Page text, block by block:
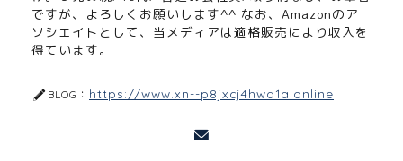
ですが、よろしくお願いします^^ なお、Amazonのア
ソシエイトとして、当メディアは適格販売により収入を
得ています。
BLOG： https://www.xn--p8jxcj4hwa1a.online